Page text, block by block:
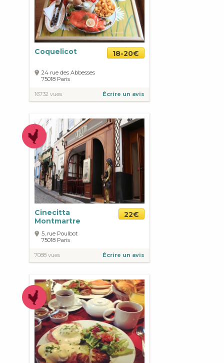
Coquelicot 18-20€
24 rue des Abbesses
75018 Paris
16732 vues Écrire un avis
Cinecitta
Montmartre
22€
5, rue Poulbot
75018 Paris
7088 vues Écrire un avis